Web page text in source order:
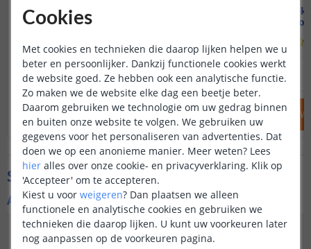
Voordeelset 4 stuks | Lucifer
Warm wit
238 reviews
OP VOORRAAD 59 ,90 54,95
IN WINKELWAGEN
Solar
38 cm
OP VOORRAAD
IN
Specificaties
Algemene kenmerken
Type
buitenverlichting
Priklamp
Cookies
Met cookies en technieken die daarop lijken helpen we u
beter en persoonlijker. Dankzij functionele cookies werkt
de website goed. Ze hebben ook een analytische functie.
Zo maken we de website elke dag een beetje beter.
Daarom gebruiken we technologie om uw gedrag binnen
en buiten onze website te volgen. We gebruiken uw
gegevens voor het personaliseren van advertenties. Dat
doen we op een anonieme manier. Meer weten? Lees
hier alles over onze cookie- en privacyverklaring. Klik op
'Accepteer' om te accepteren.
Kiest u voor weigeren? Dan plaatsen we alleen
functionele en analytische cookies en gebruiken we
technieken die daarop lijken. U kunt uw voorkeuren later
nog aanpassen op de voorkeuren pagina.